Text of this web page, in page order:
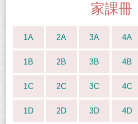
家課冊
1A 2A 3A 4A
1B 2B 3B 4B
1C 2C 3C 4C
1D 2D 3D 4D